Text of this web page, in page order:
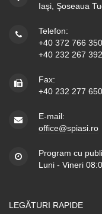
Iaşi, Şoseaua
Telefon:
+40 372 766 350
+40 232 267 392
Fax:
+40 232 277 650
E-mail:
office@spiasi.ro
Program cu
Luni - Vineri
LEGĂTURI RAPIDE